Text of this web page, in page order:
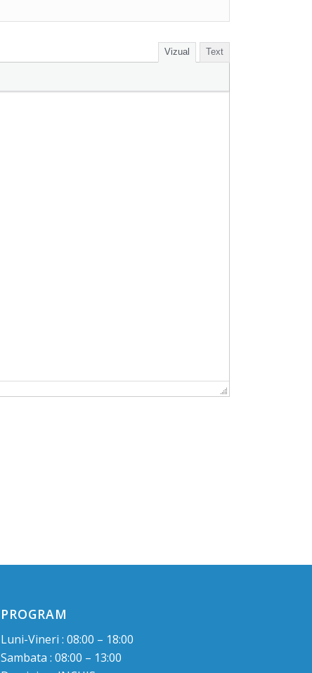
Vizual Text
PROGRAM
Luni-Vineri : 08:00 – 18:00
Sambata : 08:00 – 13:00